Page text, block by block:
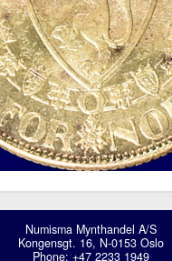
Numisma Mynthandel A/S
Kongensgt. 16, N-0153 Oslo
Phone: +47 2233 1949